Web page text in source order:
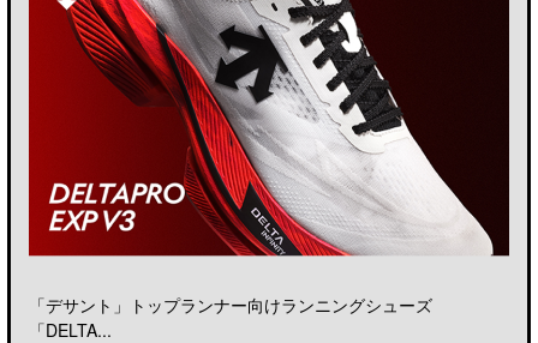
「デサント」トップランナー向けランニングシューズ
「DELTA...